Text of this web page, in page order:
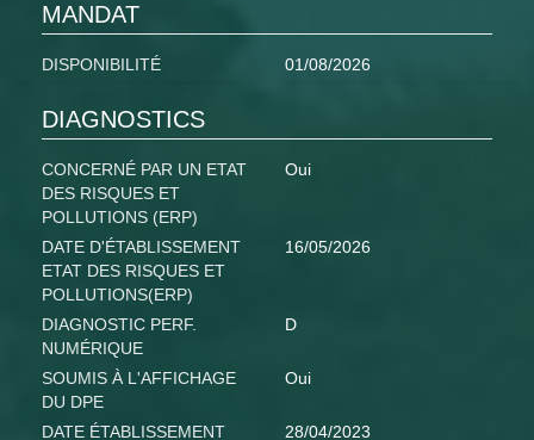
MANDAT
DISPONIBILITÉ 01/08/2026
DIAGNOSTICS
CONCERNÉ PAR UN ETAT
DES RISQUES ET
POLLUTIONS (ERP)
Oui
DATE D'ÉTABLISSEMENT
ETAT DES RISQUES ET
POLLUTIONS(ERP)
16/05/2026
DIAGNOSTIC PERF.
NUMÉRIQUE
D
SOUMIS À L'AFFICHAGE
DU DPE
Oui
DATE ÉTABLISSEMENT 28/04/2023